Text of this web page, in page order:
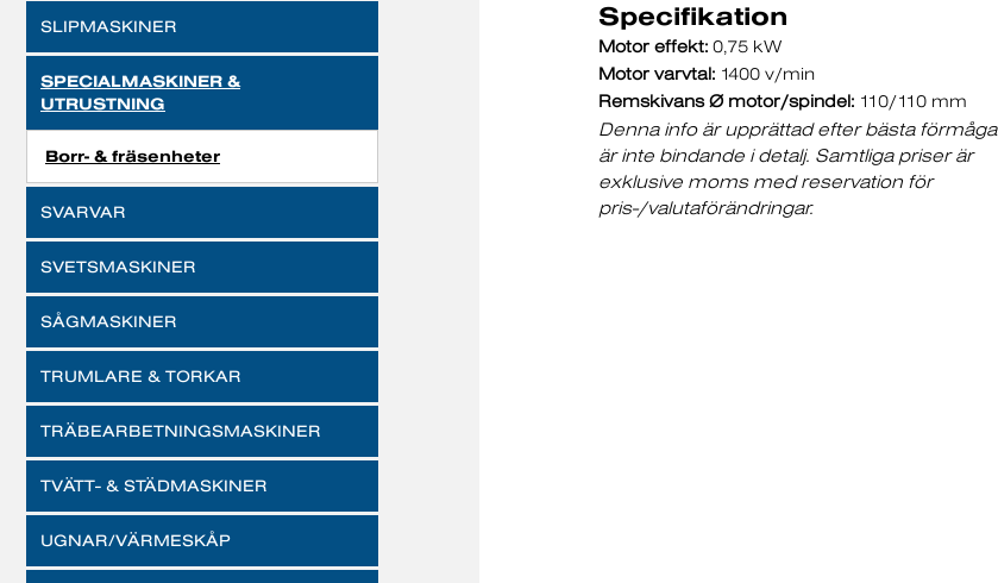
SLIPMASKINER
SPECIALMASKINER &
UTRUSTNING
Borr- & fräsenheter
SVARVAR
SVETSMASKINER
SÅGMASKINER
TRUMLARE & TORKAR
TRÄBEARBETNINGSMASKINER
TVÄTT- & STÄDMASKINER
UGNAR/VÄRMESKÅP
Specifikation
Motor effekt: 0,75 kW
Motor varvtal: 1400 v/min
Remskivans Ø motor/spindel: 110/110 mm
Denna info är upprättad efter bästa
är inte bindande i detalj. Samtliga priser är
exklusive moms med reservation för
pris-/valutaförändringar.